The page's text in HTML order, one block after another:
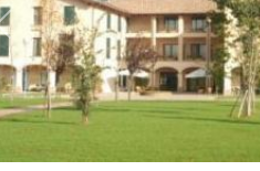
Zurück